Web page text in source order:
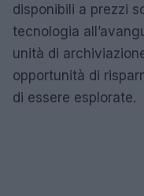
disponibili a prezzi
tecnologia
unità di
opportunità di
di essere esplorate.